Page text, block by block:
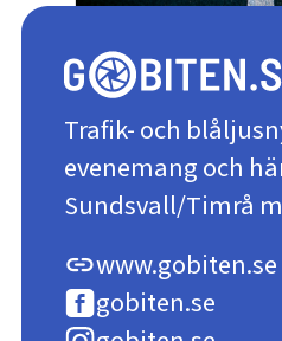
Trafik- och
evenemang och
Sundsvall/Timrå
linkwww.gobiten.se
gobiten.se